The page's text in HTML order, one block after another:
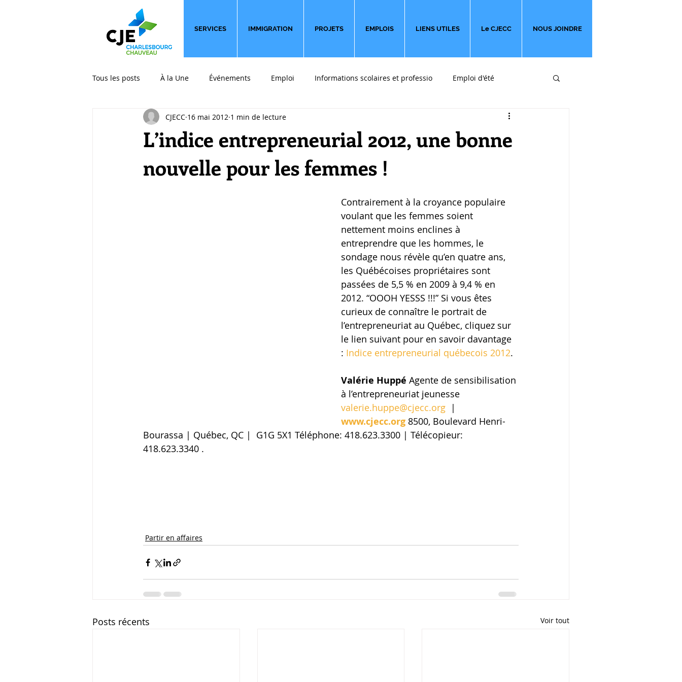
SERVICES IMMIGRATION PROJETS EMPLOIS LIENS UTILES Le CJECC NOUS JOINDRE
Tous les posts À la Une Événements Emploi Informations scolaires et professio Emploi d'été
International Les billets qui font du bien
L’indice entrepreneurial 2012, une bonne
nouvelle pour les femmes !
CJECC 16 mai 2012 1 min de lecture
Contrairement à la croyance populaire
voulant que les femmes soient
nettement moins enclines à
entreprendre que les hommes, le
sondage nous révèle qu’en quatre ans,
les Québécoises propriétaires sont
passées de 5,5 % en 2009 à 9,4 % en
2012. “OOOH YESSS !!!” Si vous êtes
curieux de connaître le portrait de
l’entrepreneuriat au Québec, cliquez sur
le lien suivant pour en savoir davantage
: Indice entrepreneurial québecois 2012.
Valérie Huppé Agente de sensibilisation
à l’entrepreneuriat jeunesse
valerie.huppe@cjecc.org |
www.cjecc.org 8500, Boulevard Henri-
Bourassa | Québec, QC |  G1G 5X1 Téléphone: 418.623.3300 | Télécopieur:
418.623.3340 .
Partir en affaires
Posts récents Voir tout